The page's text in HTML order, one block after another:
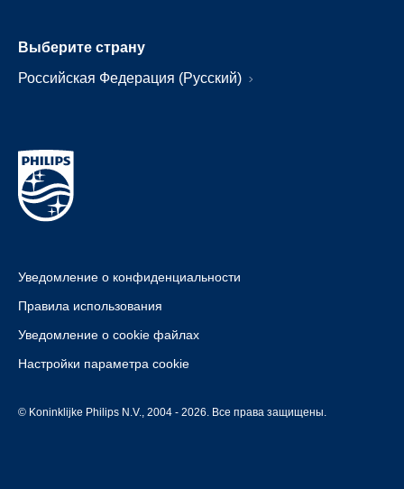
Выберите страну
Российская Федерация (Русский)
Уведомление о конфиденциальности
Правила использования
Уведомление о cookie файлах
Настройки параметра cookie
© Koninklijke Philips N.V., 2004 - 2026. Все права защищены.